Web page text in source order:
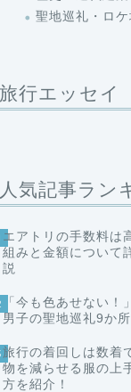
聖地巡礼・ロケ
旅行エッセイ
人気記事ラン
エアトリの手数料は
組みと金額について
説
「今も色あせない！
男子の聖地巡礼9か
旅行の着回しは数着
物を減らせる服の上
方を紹介！